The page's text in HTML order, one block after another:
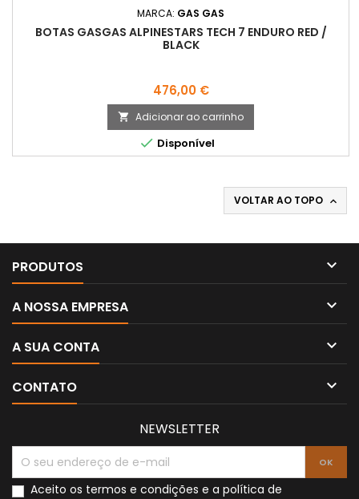
MARCA: GAS GAS
BOTAS GASGAS ALPINESTARS TECH 7 ENDURO RED /
BLACK
Preço
476,00 €
 Adicionar ao carrinho
 Disponível
VOLTAR AO TOPO 
PRODUTOS 
A NOSSA EMPRESA 
A SUA CONTA 
CONTATO 
NEWSLETTER
Aceito os termos e condições e a política de